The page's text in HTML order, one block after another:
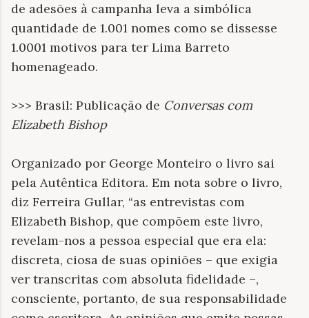
de adesões à campanha leva a simbólica
quantidade de 1.001 nomes como se dissesse
1.0001 motivos para ter Lima Barreto
homenageado.
>>> Brasil: Publicação de Conversas com
Elizabeth Bishop
Organizado por George Monteiro o livro sai
pela Autêntica Editora. Em nota sobre o livro,
diz Ferreira Gullar, “as entrevistas com
Elizabeth Bishop, que compõem este livro,
revelam-nos a pessoa especial que era ela:
discreta, ciosa de suas opiniões – que exigia
ver transcritas com absoluta fidelidade –,
consciente, portanto, de sua responsabilidade